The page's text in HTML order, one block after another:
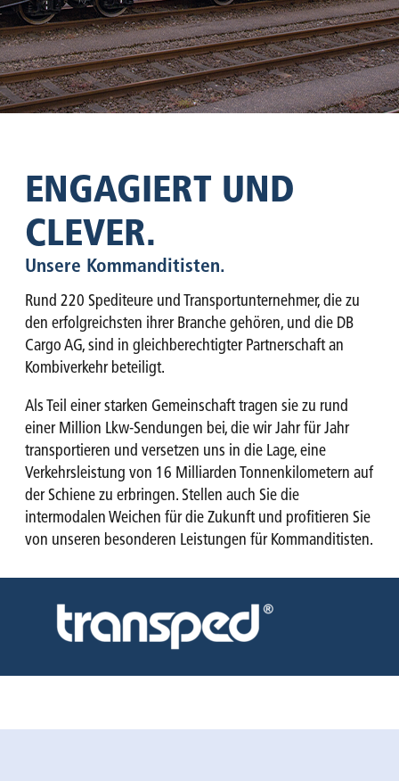
ENGAGIERT UND
CLEVER.
Unsere Kommanditisten.
Rund 220 Spediteure und Transportunternehmer, die zu
den erfolgreichsten ihrer Branche gehören, und die DB
Cargo AG, sind in gleichberechtigter Partnerschaft an
Kombiverkehr beteiligt.
Als Teil einer starken Gemeinschaft tragen sie zu rund
einer Million Lkw-Sendungen bei, die wir Jahr für Jahr
transportieren und versetzen uns in die Lage, eine
Verkehrsleistung von 16 Milliarden Tonnenkilometern auf
der Schiene zu erbringen. Stellen auch Sie die
intermodalen Weichen für die Zukunft und profitieren Sie
von unseren besonderen Leistungen für Kommanditisten.